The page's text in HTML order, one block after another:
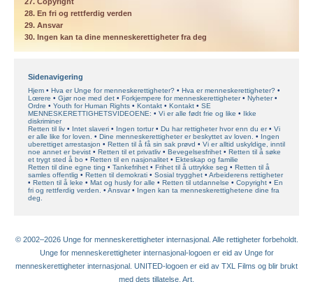
28. En fri og rettferdig verden
29. Ansvar
30. Ingen kan ta dine menneskerettigheter fra deg
Sidenavigering
Hjem Hva er Unge for menneskerettigheter?
Hva er menneskerettigheter?
Lœrere
Gjør noe med det Forkjempere for menneskerettigheter
Nyheter
Ordre
Youth for Human Rights Kontakt Kontakt
SE
MENNESKERETTIGHETSVIDEOENE:
Vi er alle født frie og like
Ikke
diskriminer
Retten til liv
Intet slaveri Ingen tortur Du har rettigheter hvor enn du er
Vi
er alle like for loven.
Dine menneskerettigheter er beskyttet av loven.
Ingen
uberettiget arrestasjon
Retten til å få sin sak prøvd
Vi er alltid uskyldige, inntil
noe annet er bevist
Retten til et privatliv Bevegelsesfrihet
Retten til å søke
et trygt sted å bo
Retten til en nasjonalitet
Ekteskap og familie
Retten til dine egne ting
Tankefrihet Frihet til å uttrykke seg
Retten til å
samles offentlig
Retten til demokrati Sosial trygghet
Arbeiderens rettigheter
Retten til å leke
Mat og husly for alle Retten til utdannelse Copyright
En
fri og rettferdig verden.
Ansvar
Ingen kan ta menneskerettighetene dine fra
deg.
© 2002–2026 Unge for menneskerettigheter internasjonal. Alle rettigheter forbeholdt.
Unge for menneskerettigheter internasjonal-logoen er eid av Unge for
menneskerettigheter internasjonal. UNITED-logoen er eid av TXL Films og blir brukt
med dets tillatelse. Art.